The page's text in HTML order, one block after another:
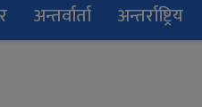
अन्तर्वार्ता अन्तर्राष्ट्रिय